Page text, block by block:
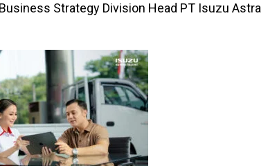
Strategy Division Head PT Isuzu Astra